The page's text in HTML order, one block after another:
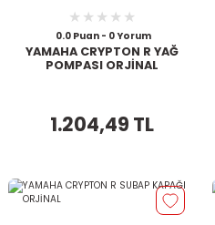
0.0 Puan - 0 Yorum
YAMAHA CRYPTON R YAĞ
POMPASI ORJİNAL
1.204,49 TL